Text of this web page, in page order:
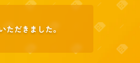
だきました。